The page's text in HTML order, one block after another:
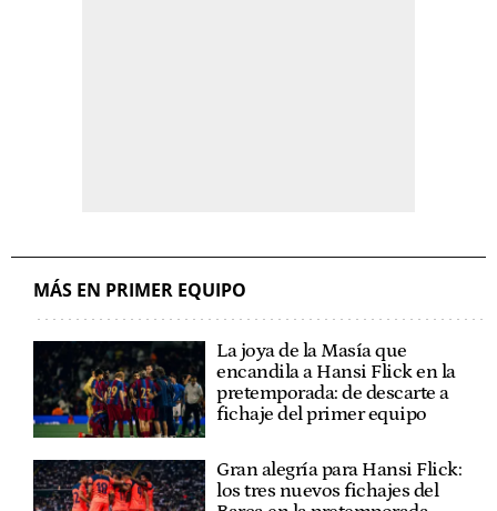
MÁS EN PRIMER EQUIPO
La joya de la Masía que
encandila a Hansi Flick en la
pretemporada: de descarte a
fichaje del primer equipo
Gran alegría para Hansi Flick:
los tres nuevos fichajes del